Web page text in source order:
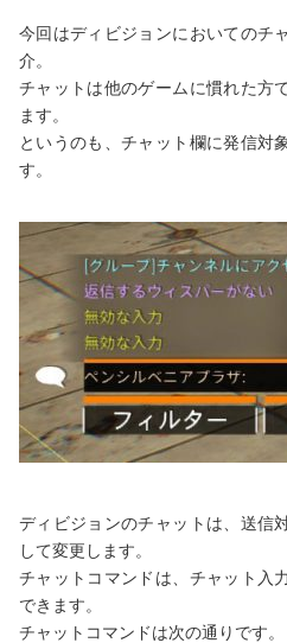
今回はディビジョンにおいてのチ
介。
チャットは他のゲームに慣れた方
ます。
というのも、チャット欄に発信対
す。
ディビジョンのチャットは、送信
して変更します。
チャットコマンドは、チャット入
できます。
チャットコマンドは次の通りです。